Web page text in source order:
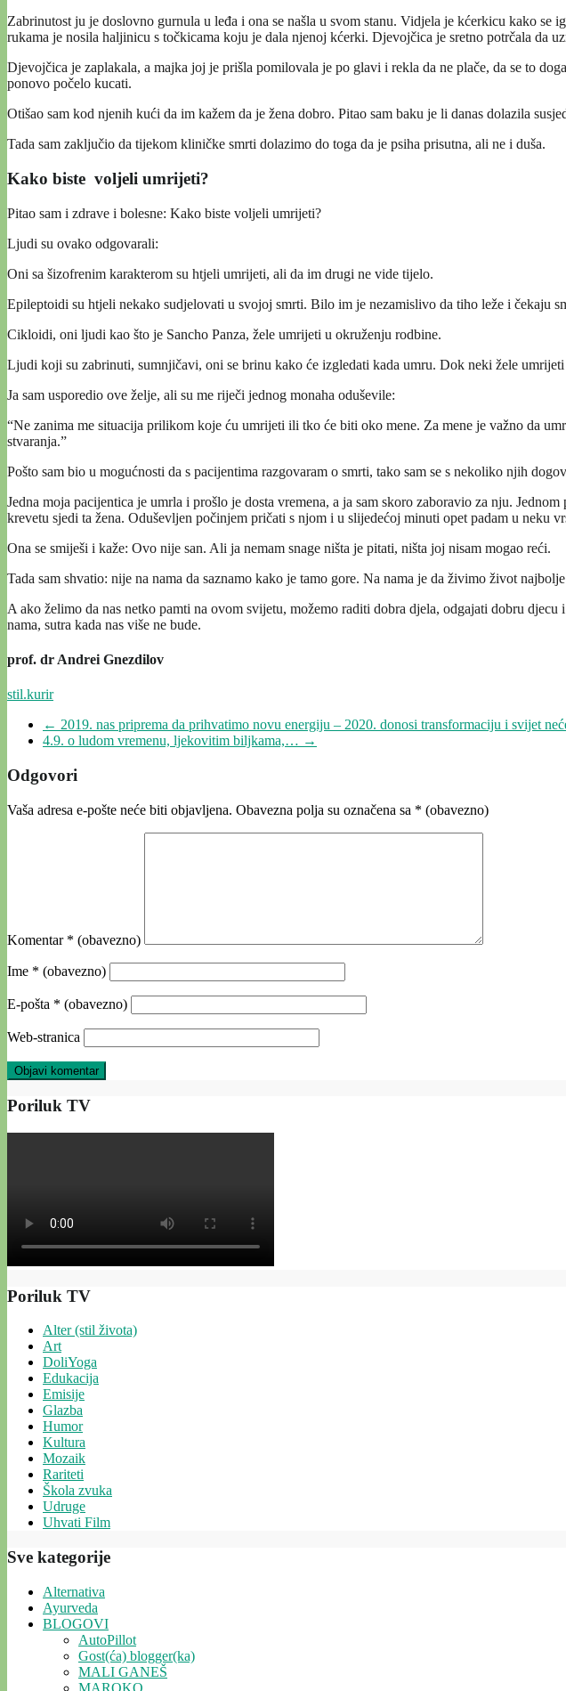
Zabrinutost ju je doslovno gurnula u leđa i ona se našla u svom stanu. Vidjela je kćerkicu kako
rukama je nosila haljinicu s točkicama koju je dala njenoj kćerki. Djevojčica je sretno potrčala da
Djevojčica je zaplakala, a majka joj je prišla pomilovala je po glavi i rekla da ne plače, da se to
ponovo počelo kucati.
Otišao sam kod njenih kući da im kažem da je žena dobro. Pitao sam baku je li danas dolazila
Tada sam zaključio da tijekom kliničke smrti dolazimo do toga da je psiha prisutna, ali ne i duša.
Kako biste voljeli umrijeti?
Pitao sam i zdrave i bolesne: Kako biste voljeli umrijeti?
Ljudi su ovako odgovarali:
Oni sa šizofrenim karakterom su htjeli umrijeti, ali da im drugi ne vide tijelo.
Epileptoidi su htjeli nekako sudjelovati u svojoj smrti. Bilo im je nezamislivo da tiho leže i čekaju
Cikloidi, oni ljudi kao što je Sancho Panza, žele umrijeti u okruženju rodbine.
Ljudi koji su zabrinuti, sumnjičavi, oni se brinu kako će izgledati kada umru. Dok neki žele
Ja sam usporedio ove želje, ali su me riječi jednog monaha oduševile:
“Ne zanima me situacija prilikom koje ću umrijeti ili tko će biti oko mene. Za mene je važno da
stvaranja.”
Pošto sam bio u mogućnosti da s pacijentima razgovaram o smrti, tako sam se s nekoliko njih
Jedna moja pacijentica je umrla i prošlo je dosta vremena, a ja sam skoro zaboravio za nju.
krevetu sjedi ta žena. Oduševljen počinjem pričati s njom i u slijedećoj minuti opet padam u neku
Ona se smiješi i kaže: Ovo nije san. Ali ja nemam snage ništa je pitati, ništa joj nisam mogao reći.
Tada sam shvatio: nije na nama da saznamo kako je tamo gore. Na nama je da živimo život
A ako želimo da nas netko pamti na ovom svijetu, možemo raditi dobra djela, odgajati dobru
nama, sutra kada nas više ne bude.
prof. dr Andrei Gnezdilov
stil.kurir
← 2019. nas priprema da prihvatimo novu energiju – 2020. donosi transformaciju i svijet
4.9. o ludom vremenu, ljekovitim biljkama,… →
Odgovori
Vaša adresa e-pošte neće biti objavljena. Obavezna polja su označena sa * (obavezno)
Komentar * (obavezno)
Ime * (obavezno)
E-pošta * (obavezno)
Web-stranica
Poriluk TV
Poriluk TV
Alter (stil života)
Art
DoliYoga
Edukacija
Emisije
Glazba
Humor
Kultura
Mozaik
Rariteti
Škola zvuka
Udruge
Uhvati Film
Sve kategorije
Alternativa
Ayurveda
BLOGOVI
AutoPillot
Gost(ća) blogger(ka)
MALI GANEŠ
MAROKO